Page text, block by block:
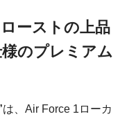
ーストの上品
のプレミアム
は、Air Force 1ローカ